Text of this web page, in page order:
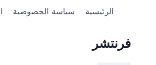
الرئيسية سياسة الخصوصية
فرنتشر